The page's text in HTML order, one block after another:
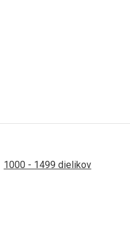
1000 - 1499 dielikov